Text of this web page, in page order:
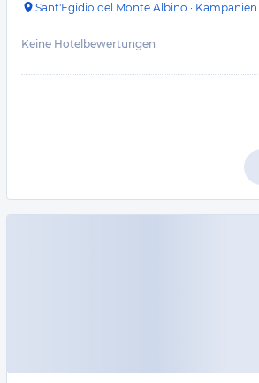
Sant'Egidio del Monte Albino · Kampanien
Keine Hotelbewertungen